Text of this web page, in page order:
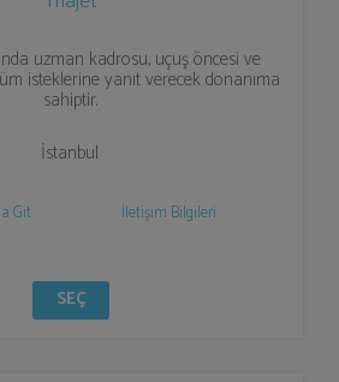
uzman kadrosu, uçuş öncesi ve
isteklerine yanıt verecek donanıma
sahiptir.
İstanbul
Git İletişim Bilgileri
SEÇ